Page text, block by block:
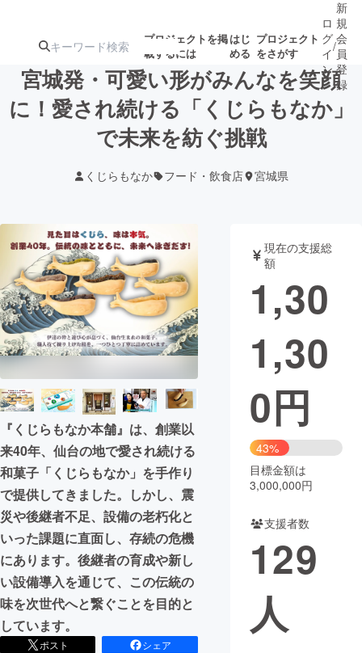
プロジェクトを掲
載するには
はじ
める
プロジェクト
をさがす
注目のリ 注目の新着プロ募集終了が近いプ
ロジェクト
テクノロジー・ガジェット
映像・映画 書籍・雑誌
ビジネス・起業 チャレンジ
まちづくり・地域活性化
CAMPFIRE for Social Good
CAMPFIRE Creation
CAMPFIREふるさと納税machi-ya コミュニティ
ロ
グ
イ
ン
/
新
規
会
員
登
録
宮城発・可愛い形がみんなを笑顔
に！愛され続ける「くじらもなか」
で未来を紡ぐ挑戦
くじらもなか フード・飲食店 宮城県
『くじらもなか本舗』は、創業以
来40年、仙台の地で愛され続ける
和菓子「くじらもなか」を手作り
で提供してきました。しかし、震
災や後継者不足、設備の老朽化と
いった課題に直面し、存続の危機
にあります。後継者の育成や新し
い設備導入を通じて、この伝統の
味を次世代へと繋ぐことを目的と
しています。
ポスト
シェア
現在の支援総
額
1,30
1,30
0円
43%
目標金額は
3,000,000円
支援者数
129
人